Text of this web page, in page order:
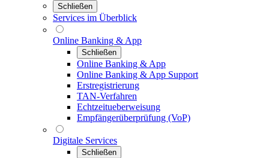
Schließen
Services im Überblick
Online Banking & App
Schließen
Online Banking & App
Online Banking & App Support
Erstregistrierung
TAN-Verfahren
Echtzeitueberweisung
Empfängerüberprüfung (VoP)
Digitale Services
Schließen